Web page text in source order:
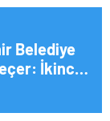
Belediye
İkinci
işler